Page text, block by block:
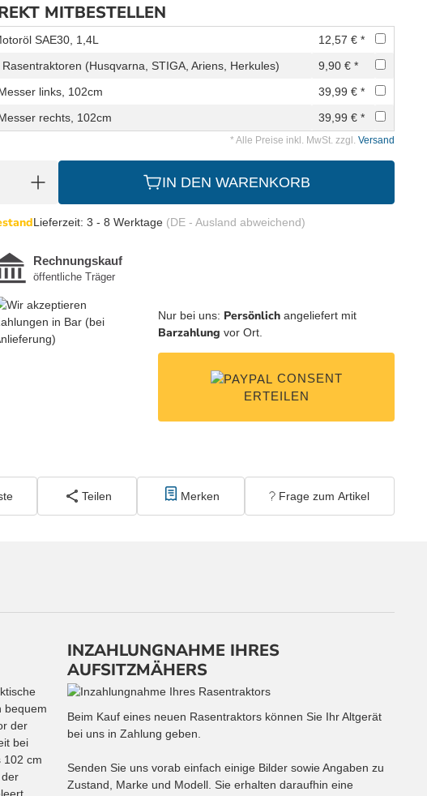
MITBESTELLEN
SAE30, 1,4L
12,57 € *
(Husqvarna, STIGA, Ariens, Herkules)
9,90 € *
links, 102cm
39,99 € *
rechts, 102cm
39,99 € *
* Alle Preise inkl. MwSt. zzgl. Versand
IN DEN WARENKORB
Lieferzeit: 3 - 8 Werktage (DE - Ausland abweichend)
Nur bei uns: Persönlich angeliefert mit
Barzahlung vor Ort.
CONSENT
ERTEILEN
Teilen Merken Frage zum Artikel
bequem
der
bei
102 cm
INZAHLUNGNAHME IHRES
AUFSITZMÄHERS
Beim Kauf eines neuen Rasentraktors können Sie Ihr Altgerät
bei uns in Zahlung geben.
Senden Sie uns vorab einfach einige Bilder sowie Angaben zu
Zustand, Marke und Modell. Sie erhalten daraufhin eine